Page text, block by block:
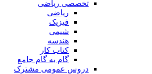
تخصصی ریاضی
ریاضی
فیزیک
شیمی
هندسه
کتاب کار
گام به گام جامع
دروس عمومی مشترک